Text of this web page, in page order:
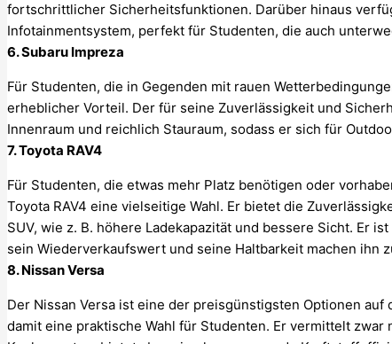
fortschrittlicher Sicherheitsfunktionen. Darüber hinaus
Infotainmentsystem, perfekt für Studenten, die auch
6. Subaru Impreza
Für Studenten, die in Gegenden mit rauen
erheblicher Vorteil. Der für seine Zuverlässigkeit und
Innenraum und reichlich Stauraum, sodass er sich für
7. Toyota RAV4
Für Studenten, die etwas mehr Platz benötigen oder
Toyota RAV4 eine vielseitige Wahl. Er bietet die
SUV, wie z. B. höhere Ladekapazität und bessere Sicht. Er
sein Wiederverkaufswert und seine Haltbarkeit machen ihn
8. Nissan Versa
Der Nissan Versa ist eine der preisgünstigsten Optionen
damit eine praktische Wahl für Studenten. Er vermittelt